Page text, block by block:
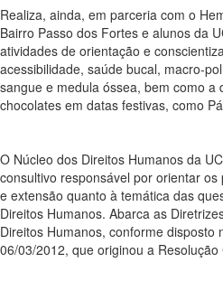
Realiza, ainda, em parceria com o
Bairro Passo dos Fortes e alunos da
atividades de orientação e
acessibilidade, saúde bucal, macro-
sangue e medula óssea, bem como a
chocolates em datas festivas, como
O Núcleo dos Direitos Humanos da
consultivo responsável por orientar
e extensão quanto à temática das
Direitos Humanos. Abarca as
Direitos Humanos, conforme disposto
06/03/2012, que originou a Resolução